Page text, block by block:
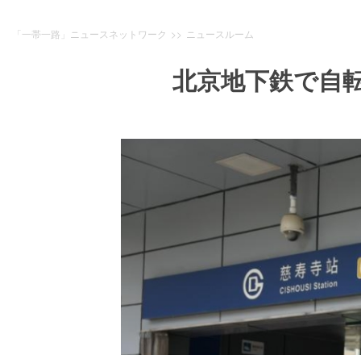
「一帯一路」ニュースネットワーク >> ニュースルーム
北京地下鉄で自